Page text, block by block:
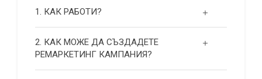
1. КАК РАБОТИ?
2. КАК МОЖЕ ДА СЪЗДАДЕТЕ
РЕМАРКЕТИНГ КАМПАНИЯ?